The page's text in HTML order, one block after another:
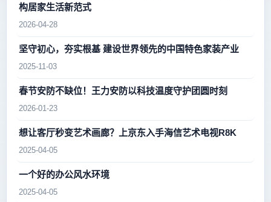
构居家生活新范式
2026-04-28
坚守初心，夯实根基 建设世界领先的中国特色家装产业
2025-11-03
春节安防不缺位！王力安防以科技温度守护团圆时刻
2026-01-23
想让客厅秒变艺术画廊？上京东入手海信艺术电视R8K
2025-04-05
一个好的办公风水环境
2025-04-05